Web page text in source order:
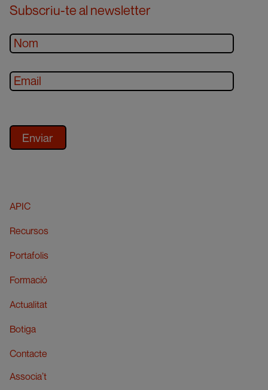
Subscriu-te al newsletter
APIC
Recursos
Portafolis
Formació
Actualitat
Botiga
Contacte
Associa’t